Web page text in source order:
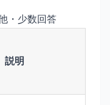
・少数回答
説明